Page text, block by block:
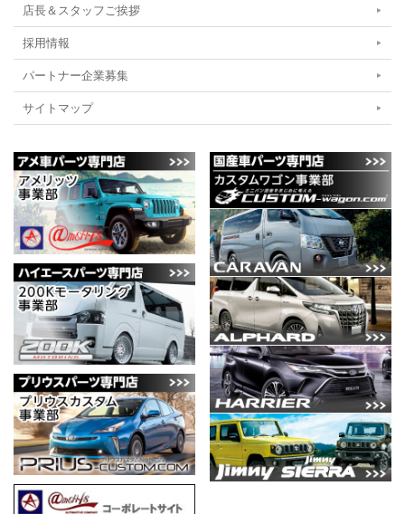
店長＆スタッフご挨拶
採用情報
パートナー企業募集
サイトマップ